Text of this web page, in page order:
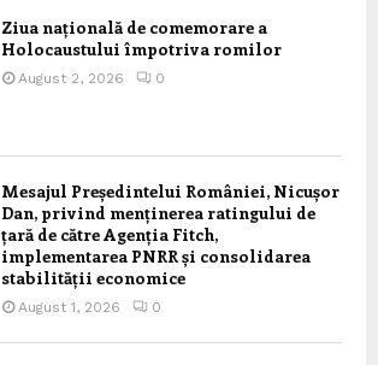
Ziua națională de comemorare a
Holocaustului împotriva romilor
August 2, 2026 0
Mesajul Președintelui României, Nicușor
Dan, privind menținerea ratingului de
țară de către Agenția Fitch,
implementarea PNRR și consolidarea
stabilității economice
August 1, 2026 0